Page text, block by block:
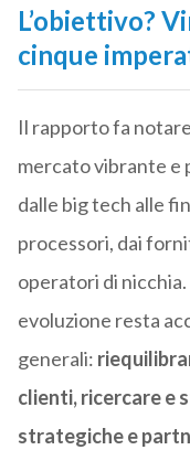
L’obiettivo?
cinque
Il rapporto fa
mercato vibrante e
dalle big tech alle
processori, dai
operatori di
evoluzione resta
generali:
clienti, ricercare e
strategiche e